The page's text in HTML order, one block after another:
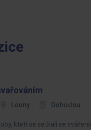
Louny Dohodou
kteří se setkali se